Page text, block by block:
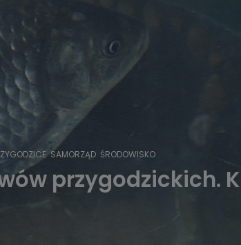
SAMORZĄD ŚRODOWISKO
przygodzickich.